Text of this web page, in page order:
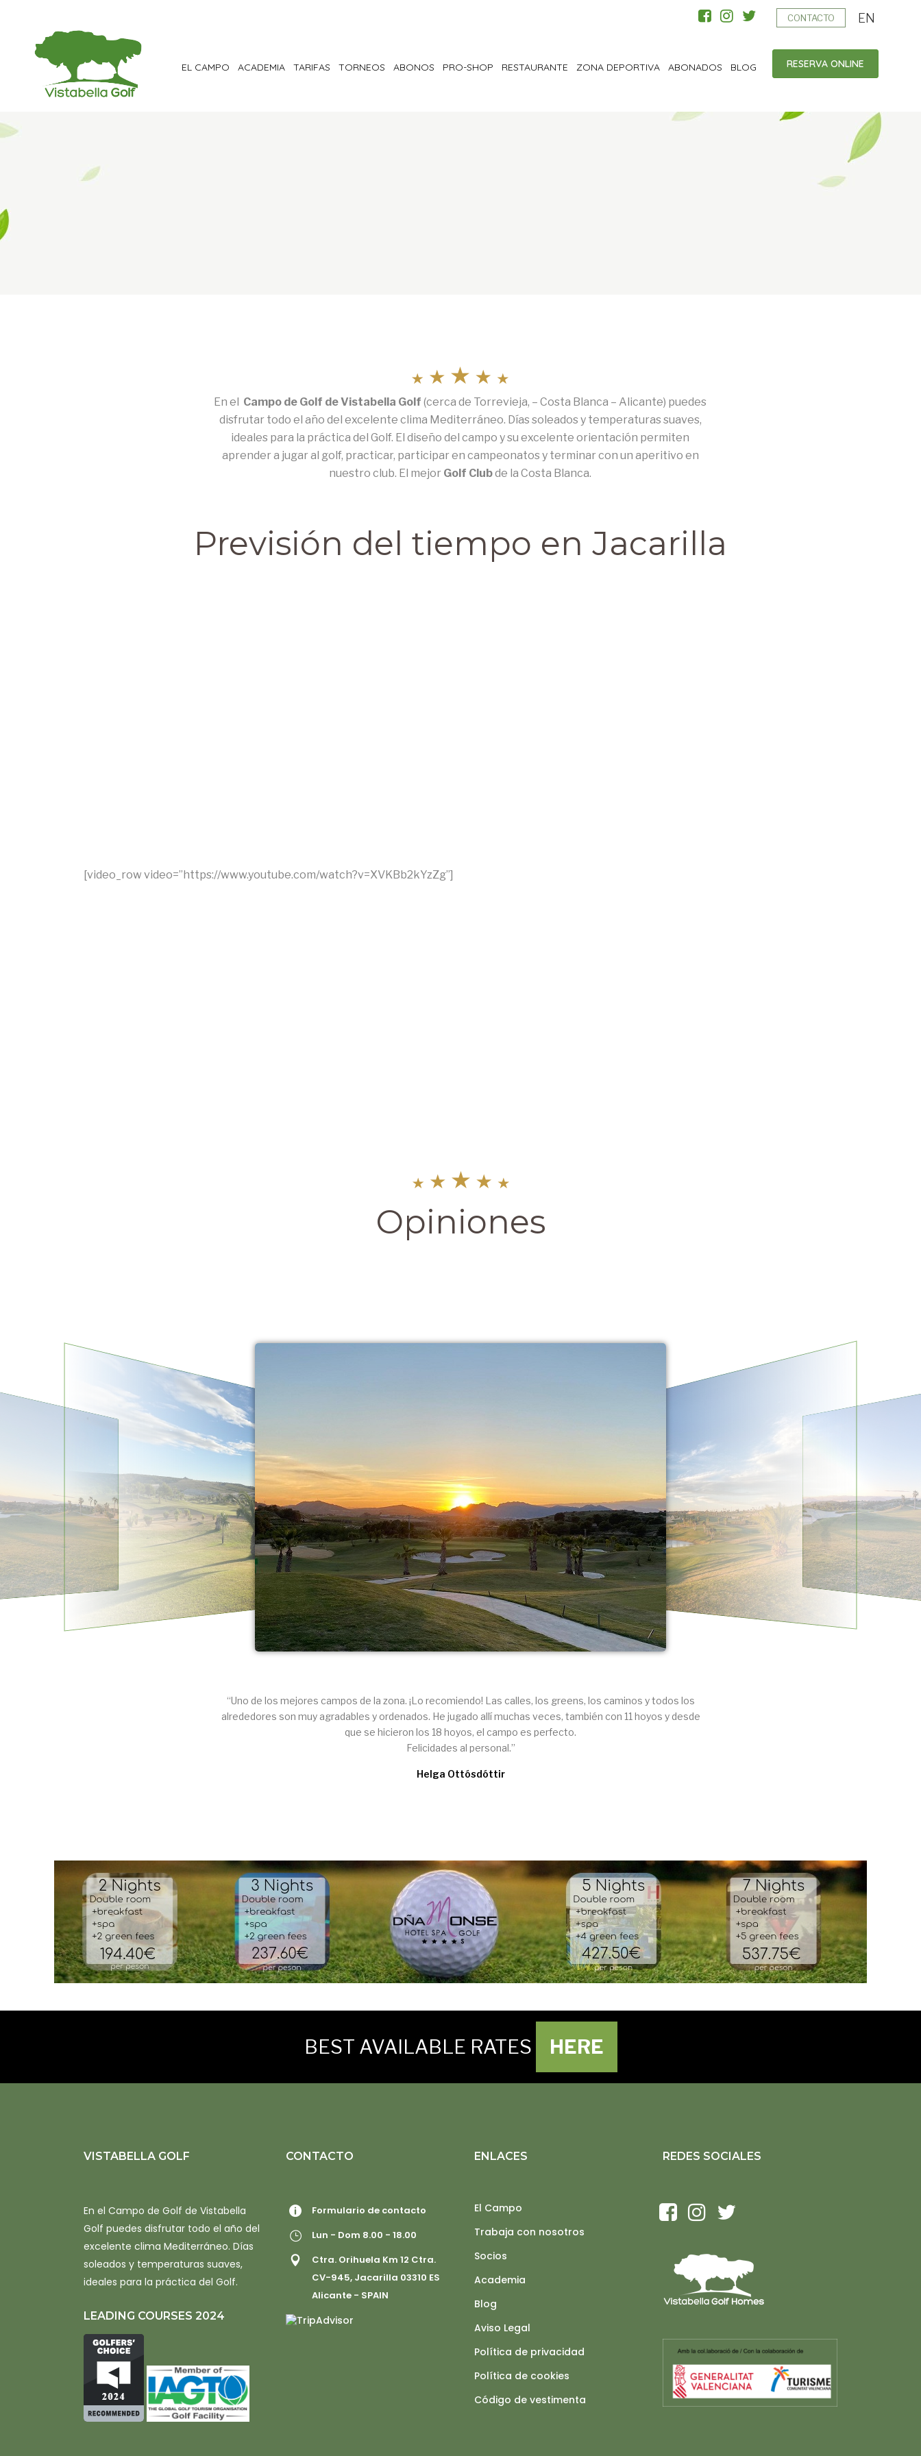
CONTACTO EN
RESERVA ONLINE
EL CAMPO ACADEMIA TARIFAS TORNEOS ABONOS PRO-SHOP RESTAURANTE ZONA DEPORTIVA ABONADOS BLOG
En el Campo de Golf de Vistabella Golf (cerca de Torrevieja, – Costa Blanca – Alicante) puedes
disfrutar todo el año del excelente clima Mediterráneo. Días soleados y temperaturas suaves,
ideales para la práctica del Golf. El diseño del campo y su excelente orientación permiten
aprender a jugar al golf, practicar, participar en campeonatos y terminar con un aperitivo en
nuestro club. El mejor Golf Clubde la Costa Blanca.
Previsión del tiempo en Jacarilla
[video_row video=”https://www.youtube.com/watch?v=XVKBb2kYzZg”]
Opiniones
“Uno de los mejores campos de la zona. ¡Lo recomiendo! Las calles, los greens, los caminos y todos los
alrededores son muy agradables y ordenados. He jugado allí muchas veces, también con 11 hoyos y desde
que se hicieron los 18 hoyos, el campo es perfecto.
Felicidades al personal.”
Helga Ottósdóttir
BEST AVAILABLE RATES HERE
VISTABELLA GOLF
En el Campo de Golf de Vistabella
Golf puedes disfrutar todo el año del
excelente clima Mediterráneo. Días
soleados y temperaturas suaves,
ideales para la práctica del Golf.
LEADING COURSES 2024
CONTACTO
Formulario de contacto
Lun - Dom 8.00 - 18.00
Ctra. Orihuela Km 12 Ctra.
CV-945, Jacarilla 03310 ES
Alicante - SPAIN
ENLACES
El Campo
Trabaja con nosotros
Socios
Academia
Blog
Aviso Legal
Política de privacidad
Política de cookies
Código de vestimenta
REDES SOCIALES